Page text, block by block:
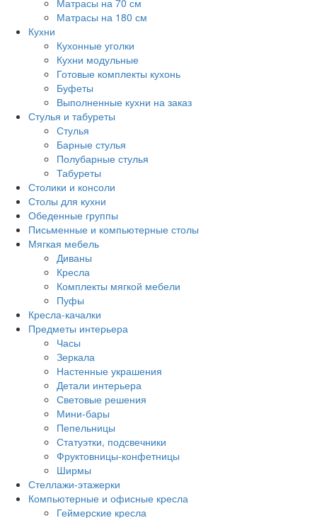
Матрасы на 70 см
Матрасы на 180 см
Кухни
Кухонные уголки
Кухни модульные
Готовые комплекты кухонь
Буфеты
Выполненные кухни на заказ
Стулья и табуреты
Стулья
Барные стулья
Полубарные стулья
Табуреты
Столики и консоли
Столы для кухни
Обеденные группы
Письменные и компьютерные столы
Мягкая мебель
Диваны
Кресла
Комплекты мягкой мебели
Пуфы
Кресла-качалки
Предметы интерьера
Часы
Зеркала
Настенные украшения
Детали интерьера
Световые решения
Мини-бары
Пепельницы
Статуэтки, подсвечники
Фруктовницы-конфетницы
Ширмы
Стеллажи-этажерки
Компьютерные и офисные кресла
Геймерские кресла